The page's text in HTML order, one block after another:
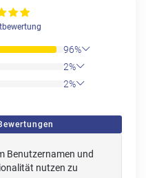
96%
2%
2%
Benutzernamen und
nutzen zu